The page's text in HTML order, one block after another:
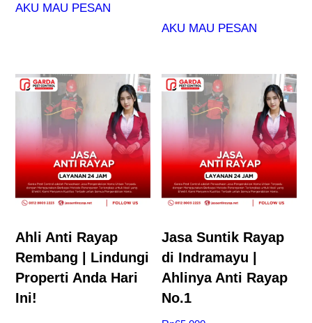
AKU MAU PESAN
AKU MAU PESAN
Ahli Anti Rayap
Rembang | Lindungi
Properti Anda Hari
Ini!
Jasa Suntik Rayap
di Indramayu |
Ahlinya Anti Rayap
No.1